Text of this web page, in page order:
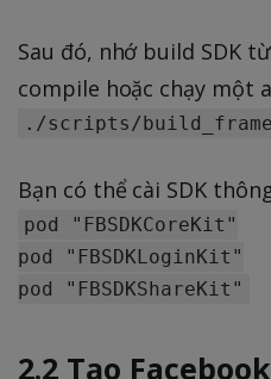
Sau đó, nhớ build SDK
compile hoặc chạy một
Bạn có thể cài SDK
pod "FBSDKCoreKit"
pod "FBSDKLoginKit"
2.2 Tạo